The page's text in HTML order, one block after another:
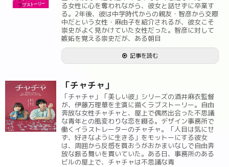
る女性に心を奪われながら、彼女と話せずに卒業す
る。2年後、彼は中学時代からの親友・智彦から交際
中だという女性・麻由子を紹介されるが、彼女こそ
崇史がよく見かけていた女性だった。智彦に対して
嫉妬を覚える崇史だが、ある朝目
記事を読む
「チャチャ」
「チャチャ」「美しい彼」シリーズの酒井麻衣監督
が、伊藤万理華を主演に描くラブストーリー。自由
奔放な女性チャチャと、屋上で偶然出会った不思議
な青年との風変わりな恋を綴る。デザイン事務所で
働くイラストレーターのチャチャ。「人目は気にせ
ず、好きなように生きる」をモットーにする彼女
は、周囲から反感を買おうがおかまいなしで自由奔
放な振る舞いを貫いていた。ある日、事務所のある
ビルの屋上で、チャチャは不思議な青